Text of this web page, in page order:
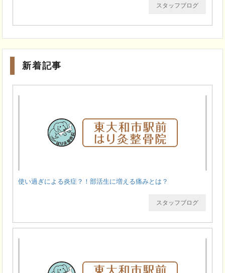
スタッフブログ
新着記事
使い過ぎによる炎症？！部活生に増える痛みとは？
スタッフブログ